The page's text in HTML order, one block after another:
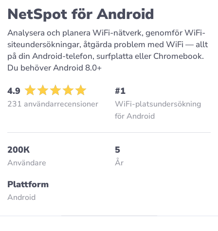
NetSpot för Android
Analysera och planera WiFi-nätverk, genomför WiFi-
siteundersökningar, åtgärda problem med WiFi — allt
på din Android-telefon, surfplatta eller Chromebook.
Du behöver Android 8.0+
4.9
231 användarrecensioner
#1
WiFi-platsundersökning
för Android
200К
Användare
5
År
Plattform
Android